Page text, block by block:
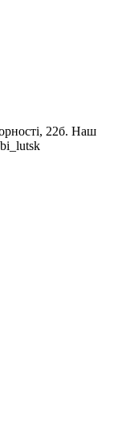
22б. Наш